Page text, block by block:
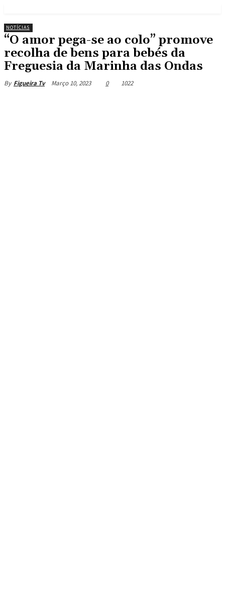
NOTÍCIAS
“O amor pega-se ao colo” promove
recolha de bens para bebés da
Freguesia da Marinha das Ondas
By Figueira Tv Março 10, 2023 0 1022